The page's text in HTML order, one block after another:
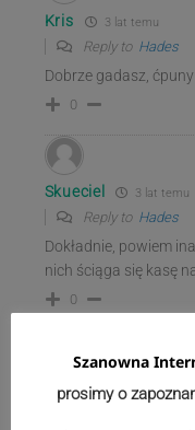
Kris 3 lat temu
Reply to Hades
Dobrze gadasz, ćpuny
0
Skueciel 3 lat temu
Reply to Hades
Dokładnie, powiem
nich ściąga się kasę
0
Szanowna
prosimy o